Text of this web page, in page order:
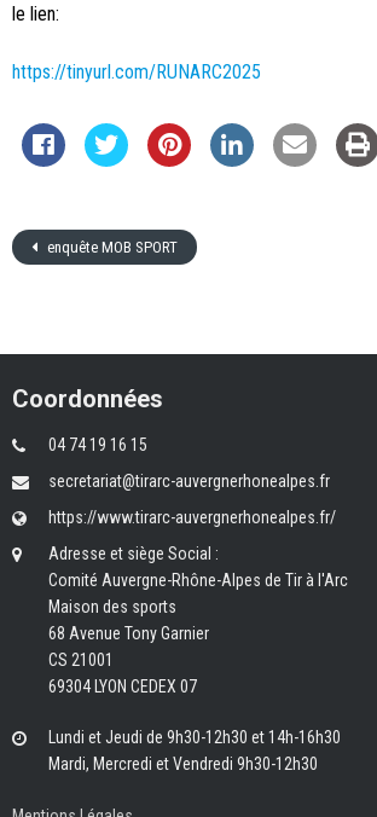
le lien:
https://tinyurl.com/RUNARC2025
enquête MOB SPORT
Coordonnées
04 74 19 16 15
secretariat@tirarc-auvergnerhonealpes.fr
https://www.tirarc-auvergnerhonealpes.fr/
Adresse et siège Social :
Comité Auvergne-Rhône-Alpes de Tir à l'Arc
Maison des sports
68 Avenue Tony Garnier
CS 21001
69304 LYON CEDEX 07
Lundi et Jeudi de 9h30-12h30 et 14h-16h30
Mardi, Mercredi et Vendredi 9h30-12h30